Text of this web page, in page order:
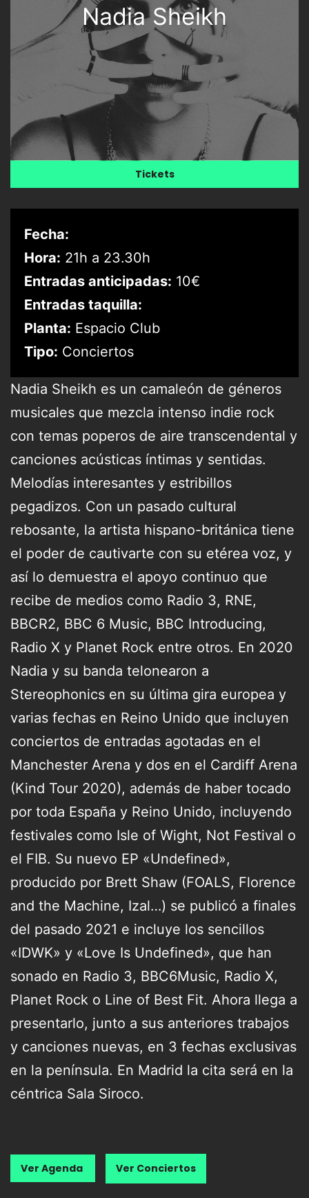
Nadia Sheikh
Tickets
Fecha:
Hora: 21h a 23.30h
Entradas anticipadas: 10€
Entradas taquilla:
Planta: Espacio Club
Tipo: Conciertos
Nadia Sheikh es un camaleón de géneros
musicales que mezcla intenso indie rock
con temas poperos de aire transcendental y
canciones acústicas íntimas y sentidas.
Melodías interesantes y estribillos
pegadizos. Con un pasado cultural
rebosante, la artista hispano-británica tiene
el poder de cautivarte con su etérea voz, y
así lo demuestra el apoyo continuo que
recibe de medios como Radio 3, RNE,
BBCR2, BBC 6 Music, BBC Introducing,
Radio X y Planet Rock entre otros. En 2020
Nadia y su banda telonearon a
Stereophonics en su última gira europea y
varias fechas en Reino Unido que incluyen
conciertos de entradas agotadas en el
Manchester Arena y dos en el Cardiff Arena
(Kind Tour 2020), además de haber tocado
por toda España y Reino Unido, incluyendo
festivales como Isle of Wight, Not Festival o
el FIB. Su nuevo EP «Undefined»,
producido por Brett Shaw (FOALS, Florence
and the Machine, Izal…) se publicó a finales
del pasado 2021 e incluye los sencillos
«IDWK» y «Love Is Undefined», que han
sonado en Radio 3, BBC6Music, Radio X,
Planet Rock o Line of Best Fit. Ahora llega a
presentarlo, junto a sus anteriores trabajos
y canciones nuevas, en 3 fechas exclusivas
en la península. En Madrid la cita será en la
céntrica Sala Siroco.
Ver Agenda Ver Conciertos